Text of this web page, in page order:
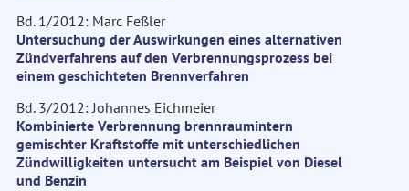
Bd. 1/2012: Marc Feßler
Untersuchung der Auswirkungen eines alternativen
Zündverfahrens auf den Verbrennungsprozess bei
einem geschichteten Brennverfahren
Bd. 3/2012: Johannes Eichmeier
Kombinierte Verbrennung brennraumintern
gemischter Kraftstoffe mit unterschiedlichen
Zündwilligkeiten untersucht am Beispiel von Diesel
und Benzin